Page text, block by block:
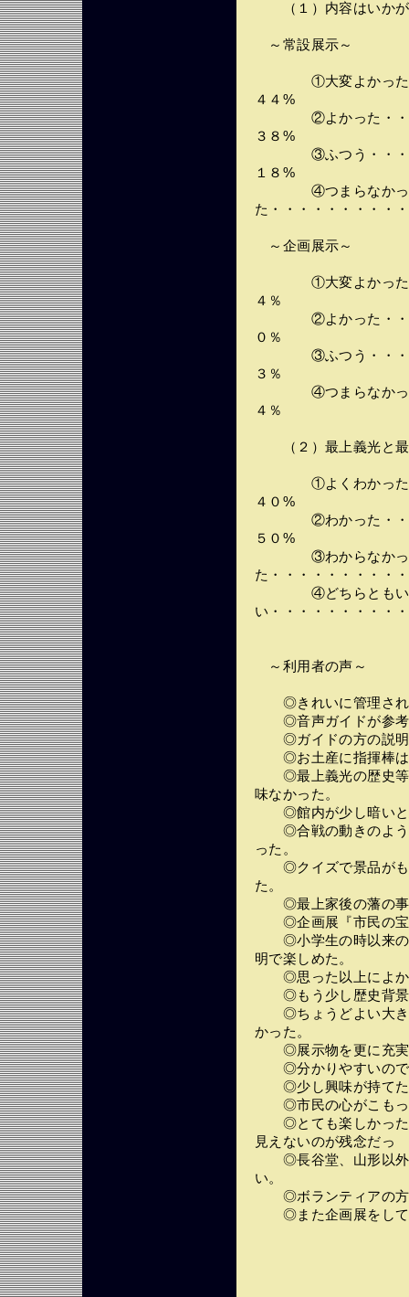
（１）内容はいかが
～常設展示～
①大変よかった・・
４４%
②よかった・・・・
３８%
③ふつう・・・・・
１８%
④つまらなかっ
た・・・・・・・・・
～企画展示～
①大変よかった・
４％
②よかった・・・
０％
③ふつう・・・・
３％
④つまらなかった
４％
（２）最上義光と最
①よくわかった・・
４０%
②わかった・・・・
５０%
③わからなかっ
た・・・・・・・・・
④どちらともい
い・・・・・・・・・
～利用者の声～
◎きれいに管理され
◎音声ガイドが参考
◎ガイドの方の説明
◎お土産に指揮棒は
◎最上義光の歴史等
味なかった。
◎館内が少し暗いと
◎合戦の動きのよう
った。
◎クイズで景品がも
た。
◎最上家後の藩の事
◎企画展『市民の宝
◎小学生の時以来の
明で楽しめた。
◎思った以上によか
◎もう少し歴史背景
◎ちょうどよい大き
かった。
◎展示物を更に充実
◎分かりやすいので
◎少し興味が持て
◎市民の心がこもっ
◎とても楽しかった
見えないのが残念
◎長谷堂、山形以外
い。
◎ボランティアの方
◎また企画展をして